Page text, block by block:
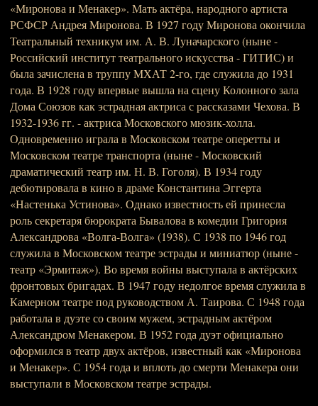
«Миронова и Менакер». Мать актёра, народного артиста
РСФСР Андрея Миронова. В 1927 году Миронова окончила
Театральный техникум им. А. В. Луначарского (ныне -
Российский институт театрального искусства - ГИТИС) и
была зачислена в труппу МХАТ 2-го, где служила до 1931
года. В 1928 году впервые вышла на сцену Колонного зала
Дома Союзов как эстрадная актриса с рассказами Чехова. В
1932-1936 гг. - актриса Московского мюзик-холла.
Одновременно играла в Московском театре оперетты и
Московском театре транспорта (ныне - Московский
драматический театр им. Н. В. Гоголя). В 1934 году
дебютировала в кино в драме Константина Эггерта
«Настенька Устинова». Однако известность ей принесла
роль секретаря бюрократа Бывалова в комедии Григория
Александрова «Волга-Волга» (1938). С 1938 по 1946 год
служила в Московском театре эстрады и миниатюр (ныне -
театр «Эрмитаж»). Во время войны выступала в актёрских
фронтовых бригадах. В 1947 году недолгое время служила в
Камерном театре под руководством А. Таирова. С 1948 года
работала в дуэте со своим мужем, эстрадным актёром
Александром Менакером. В 1952 года дуэт официально
оформился в театр двух актёров, известный как «Миронова
и Менакер». С 1954 года и вплоть до смерти Менакера они
выступали в Московском театре эстрады.